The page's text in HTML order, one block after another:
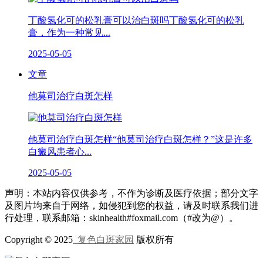
丁酸氢化可的松乳膏可以治白斑吗丁酸氢化可的松乳
膏，作为一种常见...
2025-05-05
文章
他莫司治疗白斑怎样
他莫司治疗白斑怎样“他莫司治疗白斑怎样？”这是许多
白癜风患者心...
2025-05-05
声明：本站内容仅供参考，不作为诊断及医疗依据；部分文字
及图片均来自于网络，如侵犯到您的权益，请及时联系我们进
行处理，联系邮箱：skinhealth#foxmail.com（#改为@）。
Copyright © 2025 复色白斑家园 版权所有